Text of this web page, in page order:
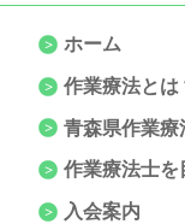
ホーム
作業療法とは
青森県作業療
作業療法士を
入会案内